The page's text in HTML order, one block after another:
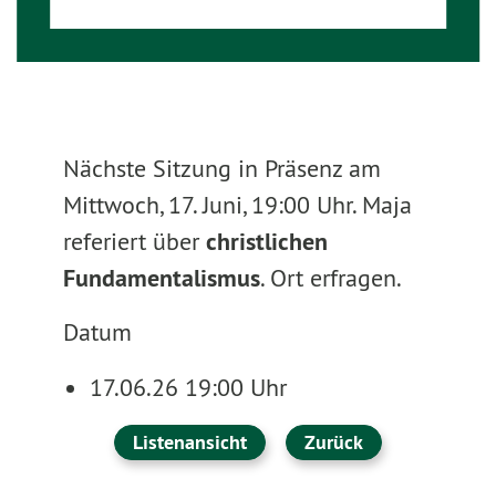
Nächste Sitzung in Präsenz am
Mittwoch, 17. Juni, 19:00 Uhr. Maja
referiert überchristlichen
Fundamentalismus. Ort erfragen.
Datum
17.06.26 19:00 Uhr
Listenansicht Zurück